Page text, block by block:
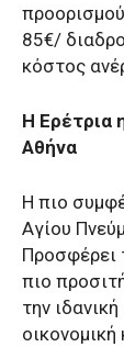
85€/
κόστος
Η Ερέτρια
Αθήνα
Η πιο
Αγίου
Προσφέρει
πιο
την